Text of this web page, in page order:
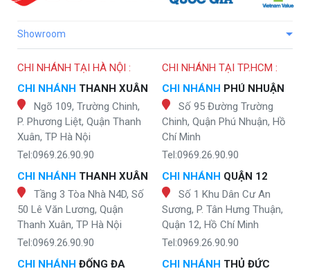
Showroom
CHI NHÁNH TẠI HÀ NỘI :
CHI NHÁNH THANH XUÂN
Ngõ 109, Trường Chinh,
P. Phương Liệt, Quận Thanh
Xuân, TP Hà Nội
Tel:0969.26.90.90
CHI NHÁNH THANH XUÂN
Tầng 3 Tòa Nhà N4D, Số
50 Lê Văn Lương, Quận
Thanh Xuân, TP Hà Nội
Tel:0969.26.90.90
CHI NHÁNH ĐỐNG ĐA
CHI NHÁNH TẠI TP.HCM :
CHI NHÁNH PHÚ NHUẬN
Số 95 Đường Trường
Chinh, Quận Phú Nhuận, Hồ
Chí Minh
Tel:0969.26.90.90
CHI NHÁNH QUẬN 12
Số 1 Khu Dân Cư An
Sương, P. Tân Hưng Thuận,
Quận 12, Hồ Chí Minh
Tel:0969.26.90.90
CHI NHÁNH THỦ ĐỨC